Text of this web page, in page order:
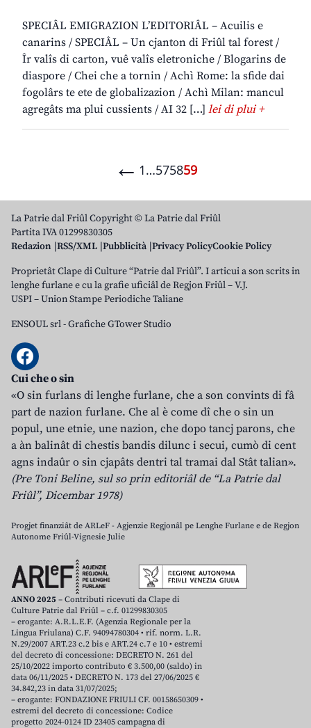
SPECIÂL EMIGRAZION L’EDITORIÂL – Acuilis e
canarins / SPECIÂL – Un cjanton di Friûl tal forest /
Îr valîs di carton, vuê valîs eletroniche / Blogarins de
diaspore / Chei che a tornin / Achì Rome: la sfide dai
fogolârs te ete de globalizazion / Achì Milan: mancul
agregâts ma plui cussients / AI 32 […] lei di plui +
← 1…575859
La Patrie dal Friûl Copyright © La Patrie dal Friûl
Partita IVA 01299830305
Redazion RSS/XML Pubblicità Privacy PolicyCookie Policy
Proprietât Clape di Culture “Patrie dal Friûl”. I articui a son scrits in
lenghe furlane e cu la grafie uficiâl de Regjon Friûl – V.J.
USPI – Union Stampe Periodiche Taliane
ENSOUL srl-Grafiche GTower Studio
Cui che o sin
«O sin furlans di lenghe furlane, che a son convints di fâ
part de nazion furlane. Che al è come dî che o sin un
popul, une etnie, une nazion, che dopo tancj parons, che
a àn balinât di chestis bandis dilunc i secui, cumò di cent
agns indaûr o sin cjapâts dentri tal tramai dal Stât talian».
(Pre Toni Beline, sul so prin editoriâl de “La Patrie dal
Friûl”, Dicembar 1978)
Progjet finanziât de ARLeF - Agjenzie Regjonâl pe Lenghe Furlane e de Regjon
Autonome Friûl-Vignesie Julie
ANNO 2025 – Contributi ricevuti da Clape di
Culture Patrie dal Friûl – c.f. 01299830305
– erogante: A.R.L.E.F. (Agenzia Regionale per la
Lingua Friulana) C.F. 94094780304 • rif. norm. L.R.
N.29/2007 ART.23 c.2 bis e ART.24 c.7 e 10 • estremi
del decreto di concessione: DECRETO N. 261 del
25/10/2022 importo contributo € 3.500,00 (saldo) in
data 06/11/2025 • DECRETO N. 173 del 27/06/2025 €
34.842,23 in data 31/07/2025;
– erogante: FONDAZIONE FRIULI CF. 00158650309 •
estremi del decreto di concessione: Codice
progetto 2024-0124 ID 23405 campagna di